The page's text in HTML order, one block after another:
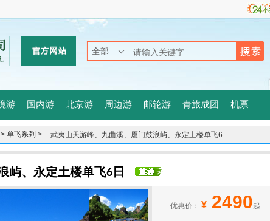
游 国内游 北京游 周边游 邮轮游 青旅成团 机票
单飞系列 >
武夷山天游峰、九曲溪、厦门鼓浪屿、永定土楼单飞6
日
屿、永定土楼单飞6日
优惠价： ¥ 2490起